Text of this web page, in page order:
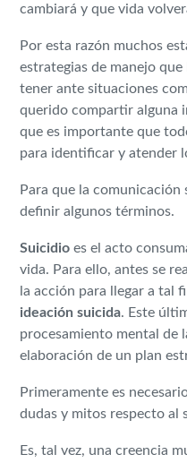
cambiará y que vida
Por esta razón muchos
estrategias de manejo
tener ante situaciones
querido compartir alguna
que es importante que
para identificar y atender
Para que la comunicación
definir algunos términos.
Suicidio es el acto
vida. Para ello, antes se
la acción para llegar a tal
ideación suicida. Este
procesamiento mental de
elaboración de un plan
Primeramente es
dudas y mitos respecto al
Es, tal vez, una creencia